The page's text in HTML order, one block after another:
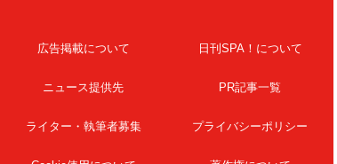
広告掲載について 日刊SPA！について
ニュース提供先 PR記事一覧
ライター・執筆者募集 プライバシーポリシー